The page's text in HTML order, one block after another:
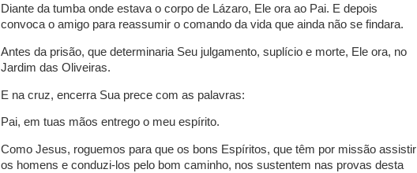
Diante da tumba onde estava o corpo de Lázaro, Ele ora ao Pai. E depois
convoca o amigo para reassumir o comando da vida que ainda não se findara.
Antes da prisão, que determinaria Seu julgamento, suplício e morte, Ele ora, no
Jardim das Oliveiras.
E na cruz, encerra Sua prece com as palavras:
Pai, em tuas mãos entrego o meu espírito.
Como Jesus, roguemos para que os bons Espíritos, que têm por missão assistir
os homens e conduzi-los pelo bom caminho, nos sustentem nas provas desta